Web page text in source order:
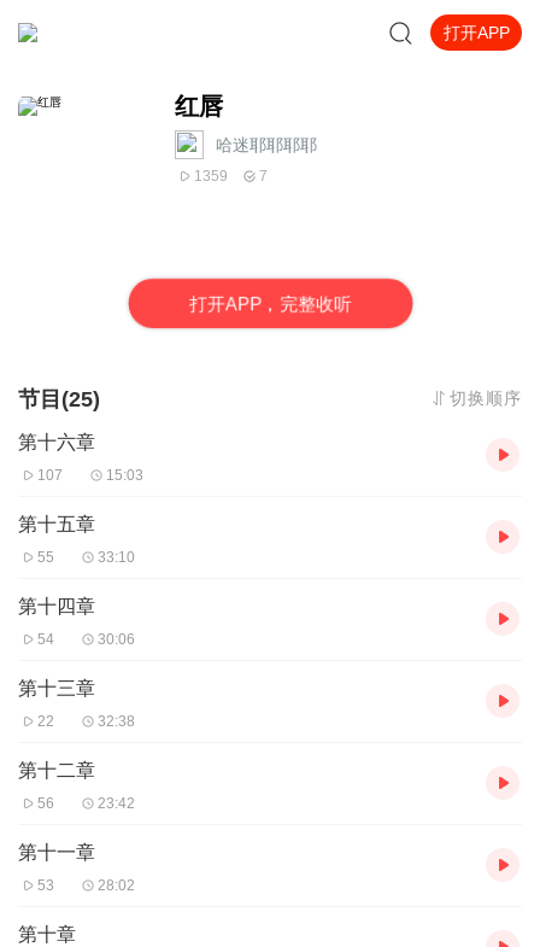
打开APP
红唇
哈迷耶耶耶耶
1359 7
打开APP，完整收听
节目(25) 切换顺序
第十六章
107 15:03
第十五章
55 33:10
第十四章
54 30:06
第十三章
22 32:38
第十二章
56 23:42
第十一章
53 28:02
第十章